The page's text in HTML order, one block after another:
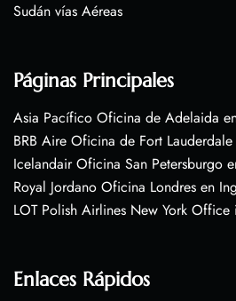
Sudán vías Aéreas
Páginas Principales
Asia Pacífico Oficina de Adelaida
BRB Aire Oficina de Fort
Icelandair Oficina San Petersburgo
Royal Jordano Oficina Londres en
LOT Polish Airlines New York Office
Enlaces Rápidos